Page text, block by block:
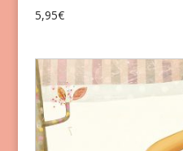
5,95€